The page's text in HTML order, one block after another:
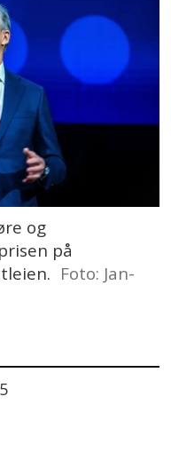
og
på
Foto: Jan-